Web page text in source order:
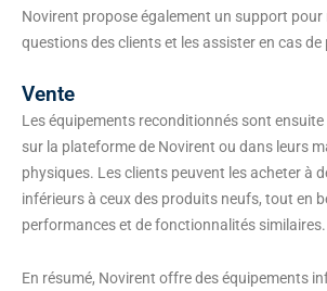
Novirent propose également un support pour
questions des clients et les assister en cas de
Vente
Les équipements reconditionnés sont ensuite
sur la plateforme de Novirent ou dans leurs
physiques. Les clients peuvent les acheter à
inférieurs à ceux des produits neufs, tout en
performances et de fonctionnalités similaires.
En résumé, Novirent offre des équipements